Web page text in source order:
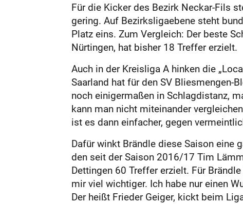
Für die Kicker des Bezirk Neckar-Fils
gering. Auf Bezirksligaebene steht
Platz eins. Zum Vergleich: Der beste
Nürtingen, hat bisher 18 Treffer erzielt.
Auch in der Kreisliga A hinken die
Saarland hat für den SV Bliesmengen-
noch einigermaßen in Schlagdistanz,
kann man nicht miteinander
ist es dann einfacher, gegen
Dafür winkt Brändle diese Saison eine
den seit der Saison 2016/17 Tim
Dettingen 60 Treffer erzielt. Für
mir viel wichtiger. Ich habe nur einen
Der heißt Frieder Geiger, kickt beim